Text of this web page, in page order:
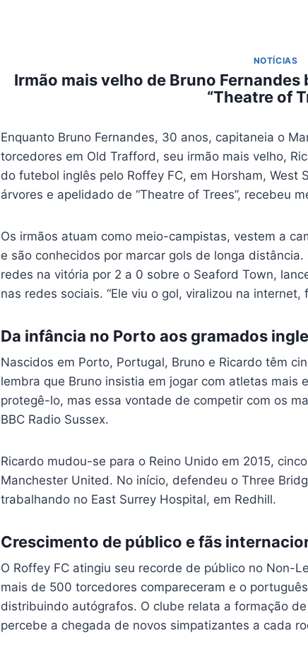
NOTÍCIAS
Irmão mais velho de Bruno
“Theatre of
Enquanto Bruno Fernandes, 30 anos, capitaneia o
torcedores em Old Trafford, seu irmão mais velho,
do futebol inglês pelo Roffey FC, em Horsham, West
árvores e apelidado de “Theatre of Trees”, recebeu
Os irmãos atuam como meio-campistas, vestem a
e são conhecidos por marcar gols de longa
redes na vitória por 2 a 0 sobre o Seaford Town,
nas redes sociais. “Ele viu o gol, viralizou na
Da infância no Porto aos gramados
Nascidos em Porto, Portugal, Bruno e Ricardo têm
lembra que Bruno insistia em jogar com atletas mais
protegê-lo, mas essa vontade de competir com os
BBC Radio Sussex.
Ricardo mudou-se para o Reino Unido em 2015,
Manchester United. No início, defendeu o Three
trabalhando no East Surrey Hospital, em Redhill.
Crescimento de público e fãs
O Roffey FC atingiu seu recorde de público no Non-
mais de 500 torcedores compareceram e o
distribuindo autógrafos. O clube relata a formação
percebe a chegada de novos simpatizantes a cada